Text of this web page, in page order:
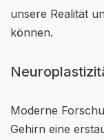
unsere Realität
können.
Moderne
Gehirn eine